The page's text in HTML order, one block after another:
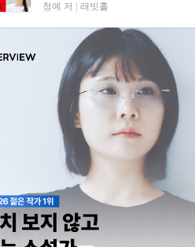
청예 저 래빗홀